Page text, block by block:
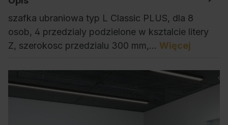
szafka ubraniowa typ L Classic PLUS, dla 8
osob, 4 przedzialy podzielone w ksztalcie litery
Z, szerokosc przedzialu 300 mm,… Więcej